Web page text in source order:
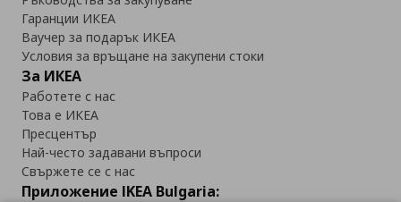
Гаранции ИКЕА
Ваучер за подарък ИКЕА
Условия за връщане на закупени стоки
За ИКЕА
Работете с нас
Това е ИКЕА
Пресцентър
Най-често задавани въпроси
Свържете се с нас
Приложение IKEA Bulgaria: